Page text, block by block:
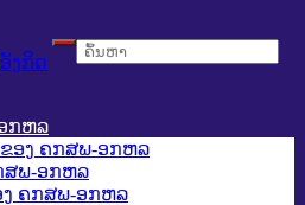
ກຫລ
ອງ ຄກສພ-ອກຫລ
ສພ-ອກຫລ
ງ ຄກສພ-ອກຫລ